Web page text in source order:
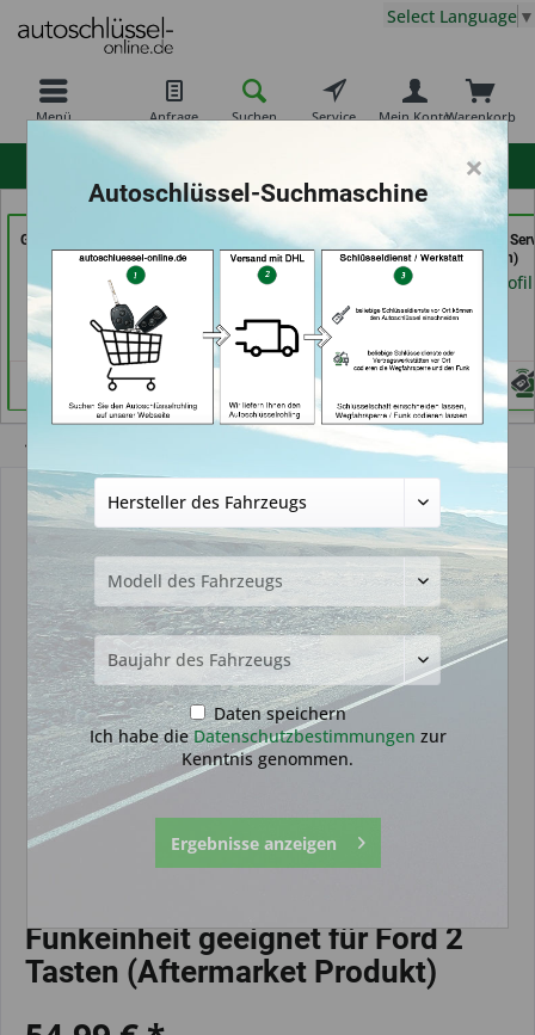
Menü Anfrage Suchen Service Warenkorb
Mein Konto
Select Language ▼
GSB Produktions GmbH
(in Pfäffikon)
Händlerprofil
Schuh und
Schlüsseldienst Bernd
Schutte im Kaufpark (in
Händlerprofil
Schlüssel- u. DL
(in Dresden)
Händlerprofil
Funkeinheit geeignet für Ford 2
Tasten (Aftermarket Produkt)
×
Autoschlüssel-Suchmaschine
Daten speichern
Ich habe dieDatenschutzbestimmungen zur
Kenntnis genommen.
Ergebnisse anzeigen